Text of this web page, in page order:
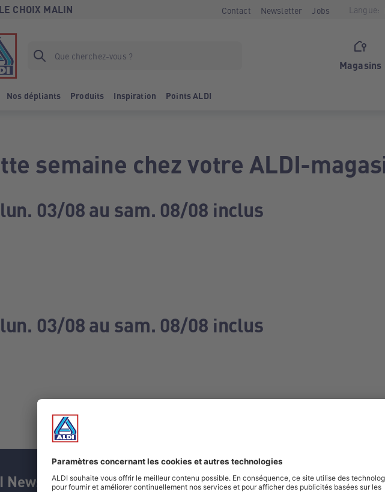
CHOIX MALIN Contact Newsletter Jobs Langue:
Magasins
Nos dépliants Produits Inspiration Points ALDI
semaine chez votre ALDI-
03/08 au sam. 08/08 inclus
03/08 au sam. 08/08 inclus
Newsletter